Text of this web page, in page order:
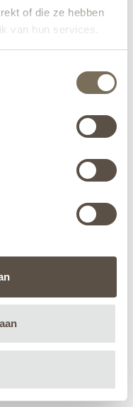
of die ze hebben
van hun services.